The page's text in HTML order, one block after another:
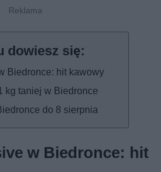
Biedronce: hit kawowy
kg taniej w Biedronce
do 8 sierpnia
w Biedronce: hit